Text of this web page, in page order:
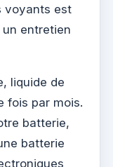
voyants est
un entretien
liquide de
fois par mois.
batterie,
batterie